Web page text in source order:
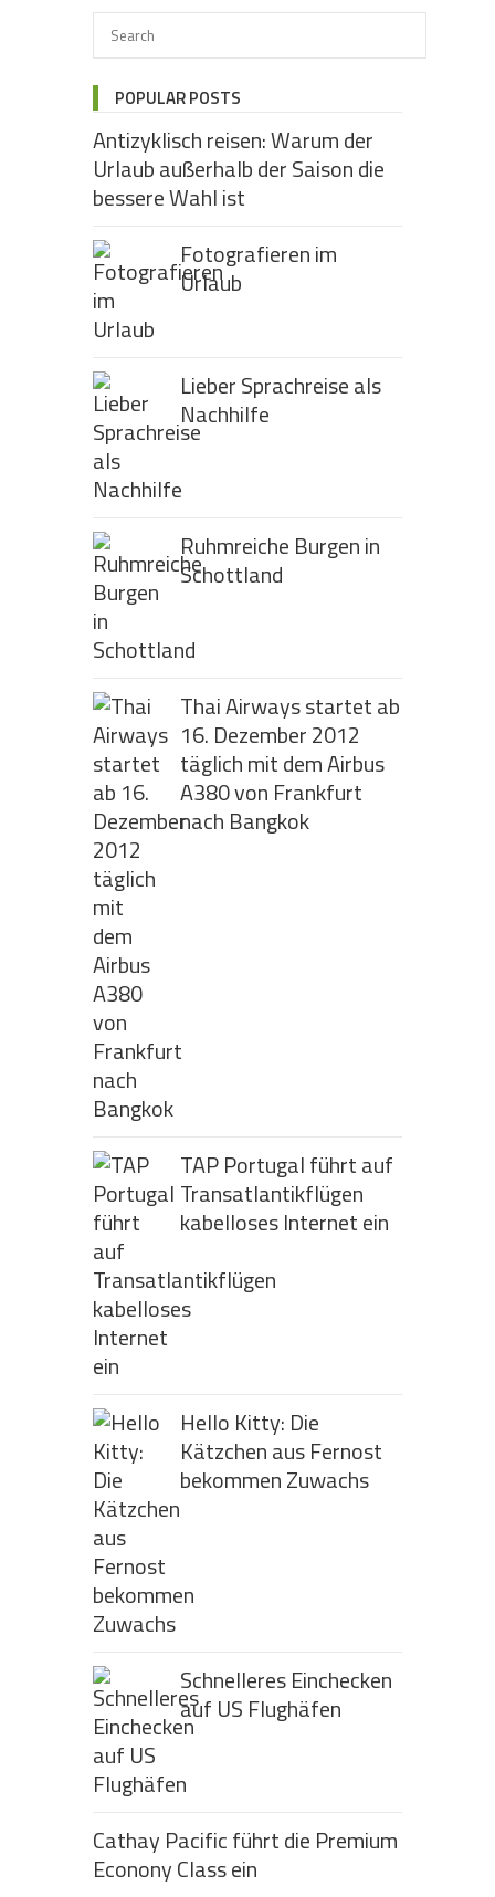
POPULAR POSTS
Antizyklisch reisen: Warum der
Urlaub außerhalb der Saison die
bessere Wahl ist
Fotografieren im
Urlaub
Lieber Sprachreise als
Nachhilfe
Ruhmreiche Burgen in
Schottland
Thai Airways startet ab
16. Dezember 2012
täglich mit dem Airbus
A380 von Frankfurt
nach Bangkok
TAP Portugal führt auf
Transatlantikflügen
kabelloses Internet ein
Hello Kitty: Die
Kätzchen aus Fernost
bekommen Zuwachs
Schnelleres Einchecken
auf US Flughäfen
Cathay Pacific führt die Premium
Econony Class ein